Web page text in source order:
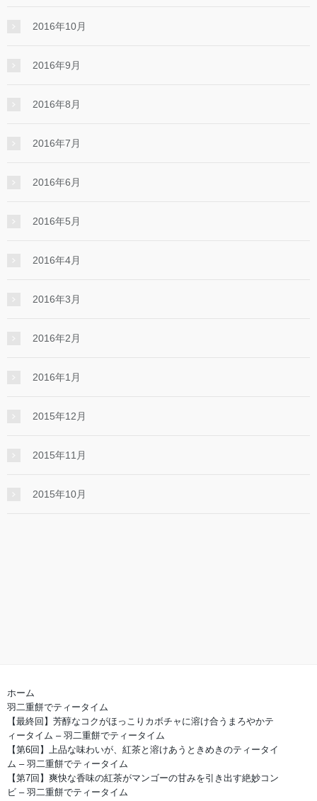
2016年10月
2016年9月
2016年8月
2016年7月
2016年6月
2016年5月
2016年4月
2016年3月
2016年2月
2016年1月
2015年12月
2015年11月
2015年10月
ホーム
羽二重餅でティータイム
【最終回】芳醇なコクがほっこりカボチャに溶け合うまろやかテ
ィータイム – 羽二重餅でティータイム
【第6回】上品な味わいが、紅茶と溶けあうときめきのティータイ
ム – 羽二重餅でティータイム
【第7回】爽快な香味の紅茶がマンゴーの甘みを引き出す絶妙コン
ビ – 羽二重餅でティータイム